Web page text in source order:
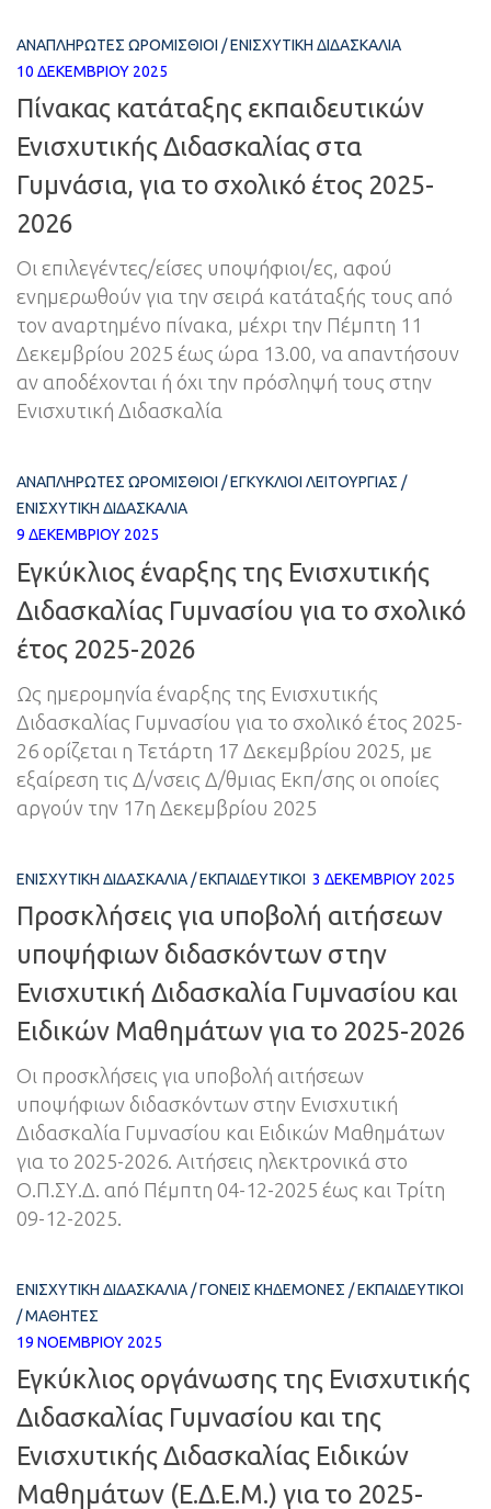
ΑΝΑΠΛΗΡΩΤΈΣ ΩΡΟΜΊΣΘΙΟΙ /ΕΝΙΣΧΥΤΙΚΉ ΔΙΔΑΣΚΑΛΊΑ
10 ΔΕΚΕΜΒΡΊΟΥ 2025
Πίνακας κατάταξης εκπαιδευτικών
Ενισχυτικής Διδασκαλίας στα
Γυμνάσια, για το σχολικό έτος 2025-
2026
Οι επιλεγέντες/είσες υποψήφιοι/ες, αφού
ενημερωθούν για την σειρά κατάταξής τους από
τον αναρτημένο πίνακα, μέχρι την Πέμπτη 11
Δεκεμβρίου 2025 έως ώρα 13.00, να απαντήσουν
αν αποδέχονται ή όχι την πρόσληψή τους στην
Ενισχυτική Διδασκαλία
ΑΝΑΠΛΗΡΩΤΈΣ ΩΡΟΜΊΣΘΙΟΙ /ΕΓΚΎΚΛΙΟΙ ΛΕΙΤΟΥΡΓΊΑΣ /
ΕΝΙΣΧΥΤΙΚΉ ΔΙΔΑΣΚΑΛΊΑ
9 ΔΕΚΕΜΒΡΊΟΥ 2025
Εγκύκλιος έναρξης της Ενισχυτικής
Διδασκαλίας Γυμνασίου για το σχολικό
έτος 2025-2026
Ως ημερομηνία έναρξης της Ενισχυτικής
Διδασκαλίας Γυμνασίου για το σχολικό έτος 2025-
26 ορίζεται η Τετάρτη 17 Δεκεμβρίου 2025, με
εξαίρεση τις Δ/νσεις Δ/θμιας Εκπ/σης οι οποίες
αργούν την 17η Δεκεμβρίου 2025
ΕΝΙΣΧΥΤΙΚΉ ΔΙΔΑΣΚΑΛΊΑ /ΕΚΠΑΙΔΕΥΤΙΚΟΊ 3 ΔΕΚΕΜΒΡΊΟΥ 2025
Προσκλήσεις για υποβολή αιτήσεων
υποψήφιων διδασκόντων στην
Ενισχυτική Διδασκαλία Γυμνασίου και
Ειδικών Μαθημάτων για το 2025-2026
Οι προσκλήσεις για υποβολή αιτήσεων
υποψήφιων διδασκόντων στην Ενισχυτική
Διδασκαλία Γυμνασίου και Ειδικών Μαθημάτων
για το 2025-2026. Αιτήσεις ηλεκτρονικά στο
Ο.Π.ΣΥ.Δ. από Πέμπτη 04-12-2025 έως και Τρίτη
09-12-2025.
ΕΝΙΣΧΥΤΙΚΉ ΔΙΔΑΣΚΑΛΊΑ /ΓΟΝΕΊΣ ΚΗΔΕΜΌΝΕΣ /ΕΚΠΑΙΔΕΥΤΙΚΟΊ
/ΜΑΘΗΤΈΣ
19 ΝΟΕΜΒΡΊΟΥ 2025
Εγκύκλιος οργάνωσης της Ενισχυτικής
Διδασκαλίας Γυμνασίου και της
Ενισχυτικής Διδασκαλίας Ειδικών
Μαθημάτων (Ε.Δ.Ε.Μ.) για το 2025-